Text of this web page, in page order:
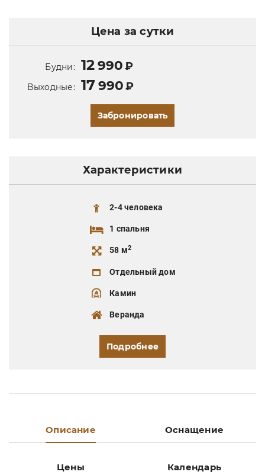
Цена за сутки
Будни: 12990 ₽
Выходные: 17 990 ₽
Забронировать
Характеристики
2-4 человека
1 спальня
58 м2
Отдельный дом
Камин
Веранда
Подробнее
Описание Оснащение
Цены Календарь